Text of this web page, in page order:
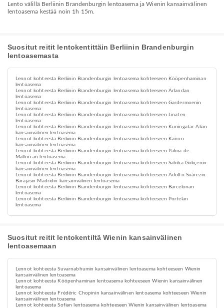
Lento välillä Berliinin Brandenburgin lentoasema ja Wienin kansainvälinen
lentoasema kestää noin 1h 15m.
Suositut reitit lentokentittäin Berliinin Brandenburgin
lentoasemasta
Lennot kohteesta Berliinin Brandenburgin lentoasema kohteeseen Kööpenhaminan
lentoasema
Lennot kohteesta Berliinin Brandenburgin lentoasema kohteeseen Arlandan
lentoasema
Lennot kohteesta Berliinin Brandenburgin lentoasema kohteeseen Gardermoenin
lentoasema
Lennot kohteesta Berliinin Brandenburgin lentoasema kohteeseen Linaten
lentoasema
Lennot kohteesta Berliinin Brandenburgin lentoasema kohteeseen Kuningatar Alian
kansainvälinen lentoasema
Lennot kohteesta Berliinin Brandenburgin lentoasema kohteeseen Kairon
kansainvälinen lentoasema
Lennot kohteesta Berliinin Brandenburgin lentoasema kohteeseen Palma de
Mallorcan lentoasema
Lennot kohteesta Berliinin Brandenburgin lentoasema kohteeseen Sabiha Gökçenin
kansainvälinen lentoasema
Lennot kohteesta Berliinin Brandenburgin lentoasema kohteeseen Adolfo Suárezin
Barajasin Madridin kansainvälinen lentoasema
Lennot kohteesta Berliinin Brandenburgin lentoasema kohteeseen Barcelonan
lentoasema
Lennot kohteesta Berliinin Brandenburgin lentoasema kohteeseen Portelan
lentoasema
Suositut reitit lentokentiltä Wienin kansainvälinen
lentoasemaan
Lennot kohteesta Suvarnabhumin kansainvälinen lentoasema kohteeseen Wienin
kansainvälinen lentoasema
Lennot kohteesta Kööpenhaminan lentoasema kohteeseen Wienin kansainvälinen
lentoasema
Lennot kohteesta Frédéric Chopinin kansainvälinen lentoasema kohteeseen Wienin
kansainvälinen lentoasema
Lennot kohteesta Sofian lentoasema kohteeseen Wienin kansainvälinen lentoasema